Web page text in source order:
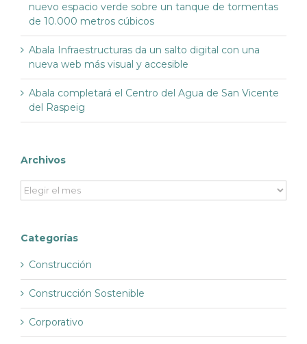
nuevo espacio verde sobre un tanque de tormentas
de 10.000 metros cúbicos
Abala Infraestructuras da un salto digital con una
nueva web más visual y accesible
Abala completará el Centro del Agua de San Vicente
del Raspeig
Archivos
Archivos
Categorías
Construcción
Construcción Sostenible
Corporativo